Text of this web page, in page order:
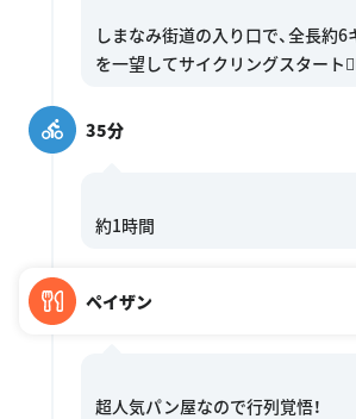
しまなみ街道の入り口で、全長約
35分
ペイザン
超人気パン屋なので行列覚悟！